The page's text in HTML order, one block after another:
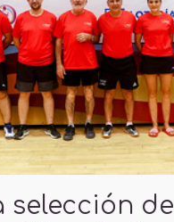
selección de